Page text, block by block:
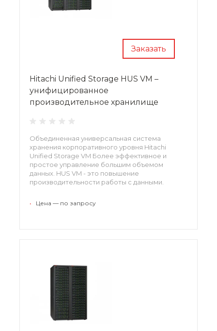
Заказать
Hitachi Unified Storage HUS VM –
унифицированное
производительное хранилище
Объединенная универсальная система
хранения корпоративного уровня Hitachi
Unified Storage VM Более эффективное и
простое управление большим объемом
данных. HUS VM - это повышение
производительности работы с данными.
• Цена — по запросу